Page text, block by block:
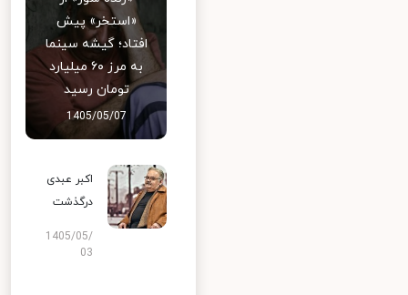
«استخر» پیش
افتاد؛ گیشه سینما
به مرز ۶۰ میلیارد
تومان رسید
1405/05/07
اکبر عبدی
درگذشت
1405/05/
03